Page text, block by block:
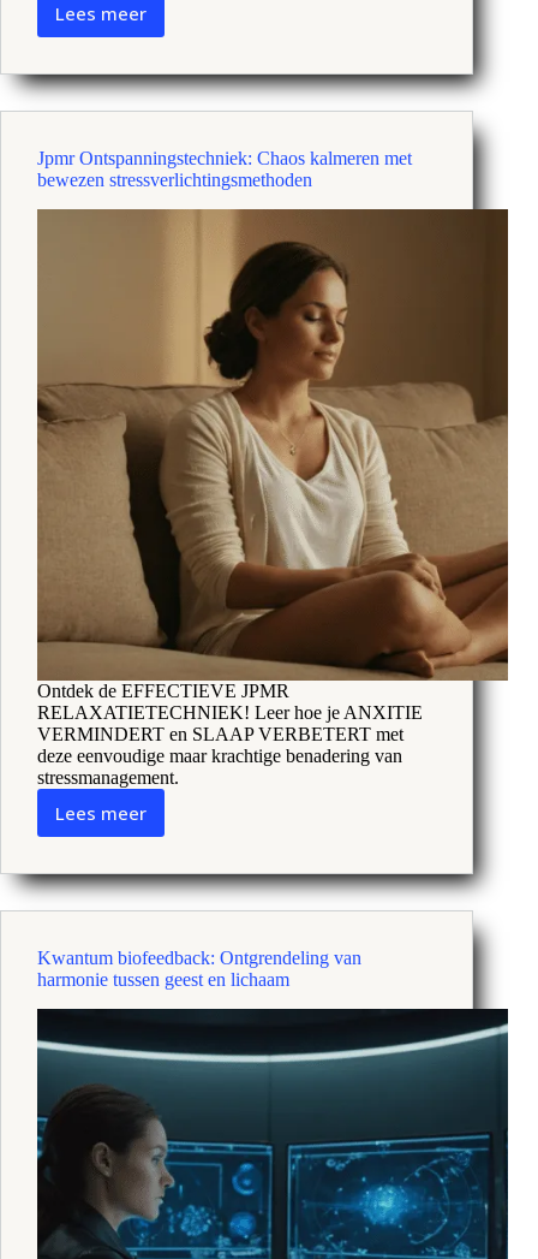
Lees meer
Voordelen
vibratietherapie:
De
helende
in
jezelf
ontsluiten
Jpmr Ontspanningstechniek: Chaos kalmeren met
bewezen stressverlichtingsmethoden
Ontdek de EFFECTIEVE JPMR
RELAXATIETECHNIEK! Leer hoe je ANXITIE
VERMINDERT en SLAAP VERBETERT met
deze eenvoudige maar krachtige benadering van
stressmanagement.
Lees meer
Jpmr
Chaos
kalmeren
met
stressverlichtingsmethoden
Kwantum biofeedback: Ontgrendeling van
harmonie tussen geest en lichaam